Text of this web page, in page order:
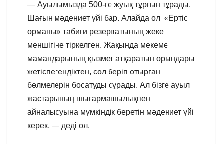
— Ауылымызда 500-ге жуық тұрғын тұрады.
Шағын мәдениет үйі бар. Алайда ол «Ертіс
орманы» табиғи резерватының жеке
меншігіне тіркелген. Жақында мекеме
мамандарының қызмет атқаратын орындары
жетіспегендіктен, сол беріп отырған
бөлмелерін босатуды сұрады. Ал бізге ауыл
жастарының шығармашылықпен
айналысуына мүмкіндік беретін мәдениет үйі
керек, — деді ол.